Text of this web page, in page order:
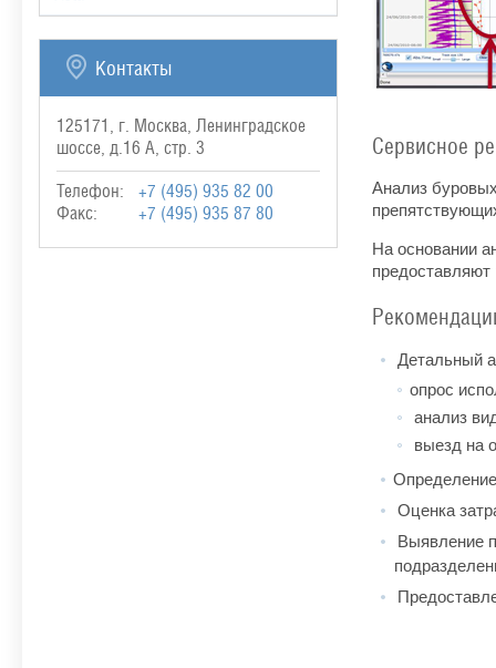
Контакты
125171, г. Москва, Ленинградское
шоссе, д.16 А, стр. 3
Телефон:
+7 (495) 935 82 00
Факс:
+7 (495) 935 87 80
Сервисное
Анализ
На основании
Детальный
опрос
анализ
выезд на
Оценка
Выявление